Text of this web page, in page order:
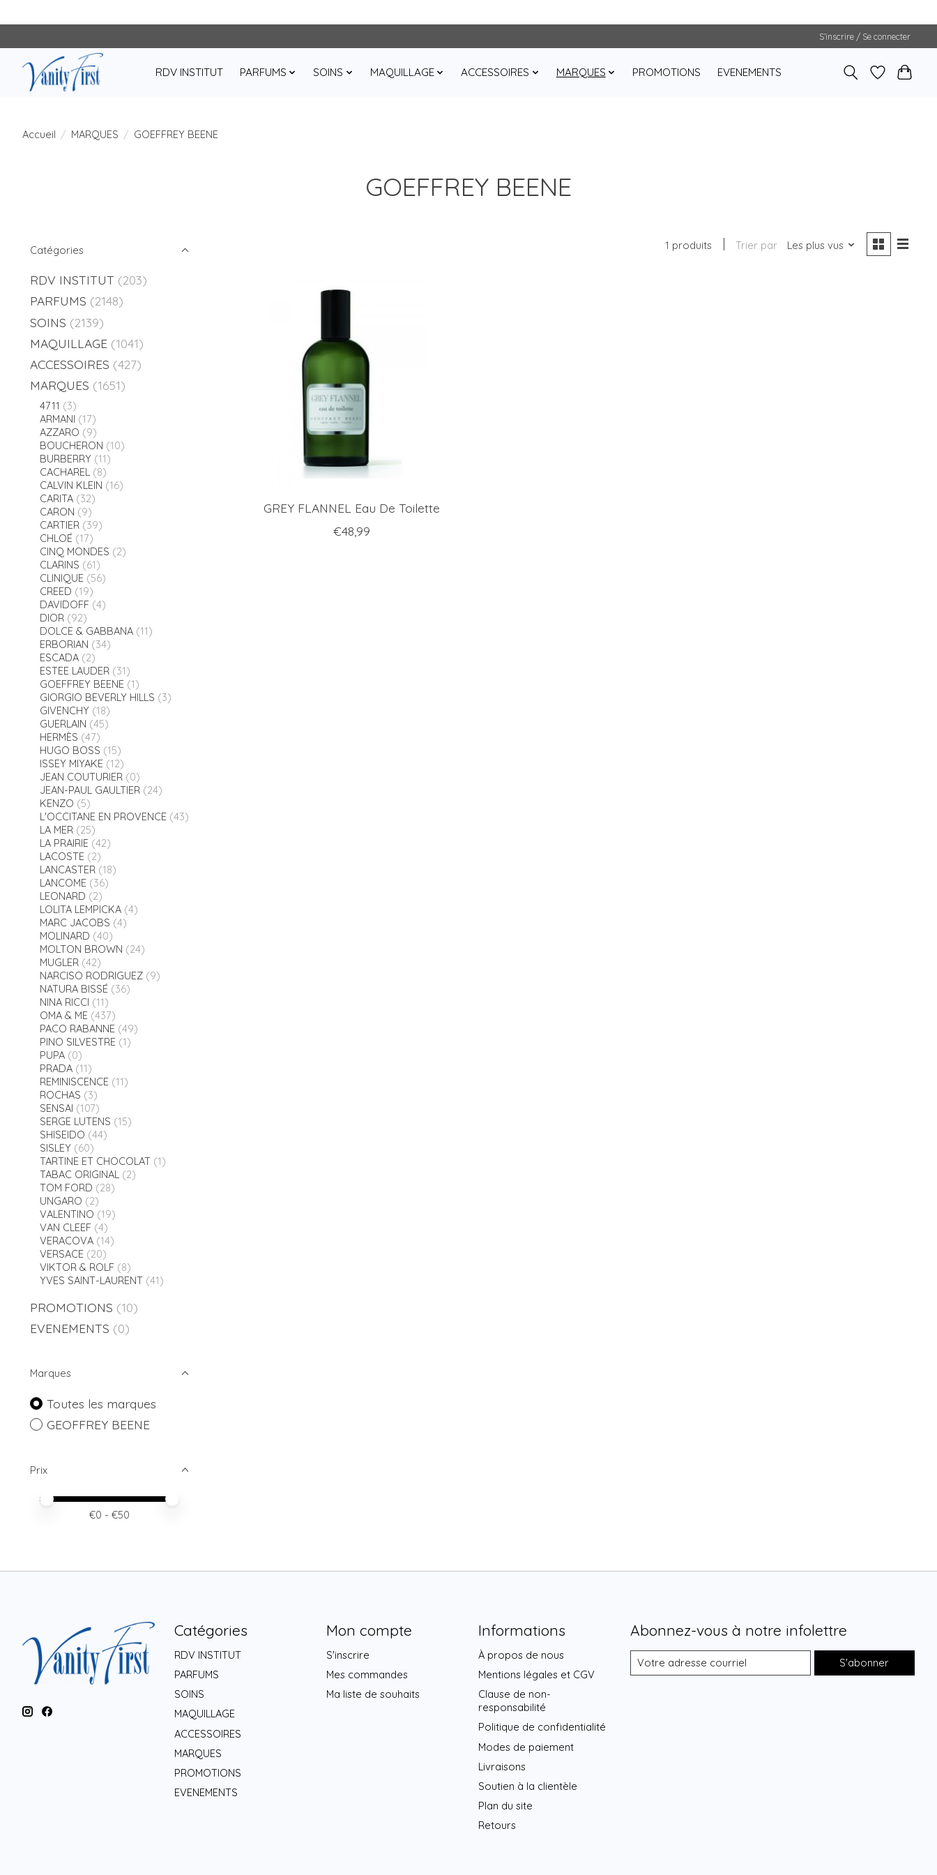
S’inscrire / Se connecter
RDV INSTITUT PARFUMS SOINS MAQUILLAGE ACCESSOIRES MARQUES PROMOTIONS EVENEMENTS
Accueil / MARQUES / GOEFFREY BEENE
GOEFFREY BEENE
Catégories
RDV INSTITUT (203)
PARFUMS (2148)
SOINS (2139)
MAQUILLAGE (1041)
ACCESSOIRES (427)
MARQUES (1651)
4711 (3)
ARMANI (17)
AZZARO (9)
BOUCHERON (10)
BURBERRY (11)
CACHAREL (8)
CALVIN KLEIN (16)
CARITA (32)
CARON (9)
CARTIER (39)
CHLOÉ (17)
CINQ MONDES (2)
CLARINS (61)
CLINIQUE (56)
CREED (19)
DAVIDOFF (4)
DIOR (92)
DOLCE & GABBANA (11)
ERBORIAN (34)
ESCADA (2)
ESTEE LAUDER (31)
GOEFFREY BEENE (1)
GIORGIO BEVERLY HILLS (3)
GIVENCHY (18)
GUERLAIN (45)
HERMÈS (47)
HUGO BOSS (15)
ISSEY MIYAKE (12)
JEAN COUTURIER (0)
JEAN-PAUL GAULTIER (24)
KENZO (5)
L'OCCITANE EN PROVENCE (43)
LA MER (25)
LA PRAIRIE (42)
LACOSTE (2)
LANCASTER (18)
LANCOME (36)
LEONARD (2)
LOLITA LEMPICKA (4)
MARC JACOBS (4)
MOLINARD (40)
MOLTON BROWN (24)
MUGLER (42)
NARCISO RODRIGUEZ (9)
NATURA BISSÉ (36)
NINA RICCI (11)
OMA & ME (437)
PACO RABANNE (49)
PINO SILVESTRE (1)
PUPA (0)
PRADA (11)
REMINISCENCE (11)
ROCHAS (3)
SENSAI (107)
SERGE LUTENS (15)
SHISEIDO (44)
SISLEY (60)
TARTINE ET CHOCOLAT (1)
TABAC ORIGINAL (2)
TOM FORD (28)
UNGARO (2)
VALENTINO (19)
VAN CLEEF (4)
VERACOVA (14)
VERSACE (20)
VIKTOR & ROLF (8)
YVES SAINT-LAURENT (41)
PROMOTIONS (10)
EVENEMENTS (0)
Marques
Toutes les marques
GEOFFREY BEENE
Prix
Prix minimum
Price maximum value
€0 - €50
1 produits Trier par Les plus vus
GREY FLANNEL Eau De Toilette
€48,99
Catégories
RDV INSTITUT
PARFUMS
SOINS
MAQUILLAGE
ACCESSOIRES
MARQUES
PROMOTIONS
EVENEMENTS
Mon compte
S'inscrire
Mes commandes
Ma liste de souhaits
Informations
À propos de nous
Mentions légales et CGV
Clause de non-
responsabilité
Politique de confidentialité
Modes de paiement
Livraisons
Soutien à la clientèle
Plan du site
Retours
Abonnez-vous à notre infolettre
S'abonner